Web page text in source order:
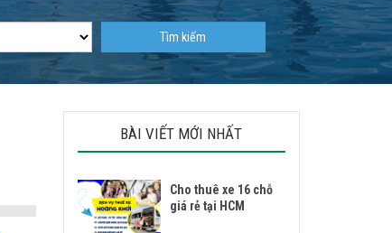
Tìm kiếm
BÀI VIẾT MỚI NHẤT
Cho thuê xe 16 chỗ
giá rẻ tại HCM